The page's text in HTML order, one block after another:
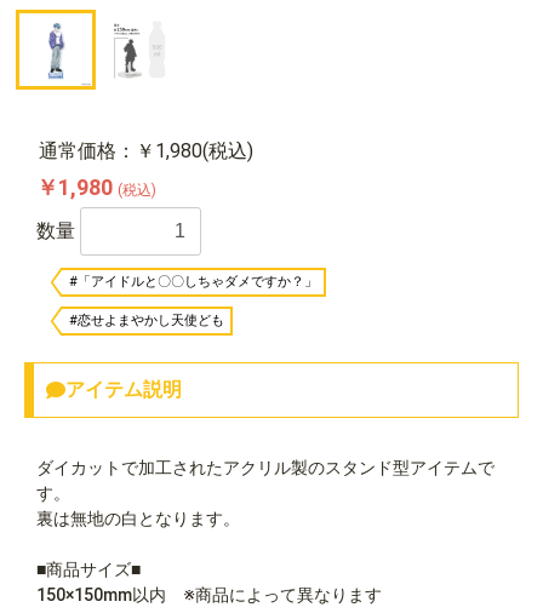
通常価格：￥1,980(税込)
￥1,980 (税込)
数量
#「アイドルと〇〇しちゃダメですか？」
#恋せよまやかし天使ども
アイテム説明
ダイカットで加工されたアクリル製のスタンド型アイテムで
す。
裏は無地の白となります。
■商品サイズ■
150×150mm以内 ※商品によって異なります